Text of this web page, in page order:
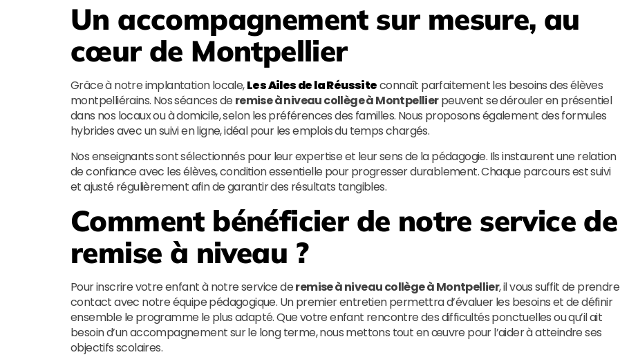
Un accompagnement sur mesure, au
cœur de Montpellier
Grâce à notre implantation locale,Les Ailes de la Réussiteconnaît parfaitement les besoins des élèves
montpelliérains. Nos séances de remise à niveau collège à Montpellierpeuvent se dérouler en présentiel
dans nos locaux ou à domicile, selon les préférences des familles. Nous proposons également des formules
hybrides avec un suivi en ligne, idéal pour les emplois du temps chargés.
Nos enseignants sont sélectionnés pour leur expertise et leur sens de la pédagogie. Ils instaurent une relation
de confiance avec les élèves, condition essentielle pour progresser durablement. Chaque parcours est suivi
et ajusté régulièrement afin de garantir des résultats tangibles.
Comment bénéficier de notre service de
remise à niveau ?
Pour inscrire votre enfant à notre service deremise à niveau collège à Montpellier, il vous suffit de prendre
contact avec notre équipe pédagogique. Un premier entretien permettra d’évaluer les besoins et de définir
ensemble le programme le plus adapté. Que votre enfant rencontre des difficultés ponctuelles ou qu’il ait
besoin d’un accompagnement sur le long terme, nous mettons tout en œuvre pour l’aider à atteindre ses
objectifs scolaires.